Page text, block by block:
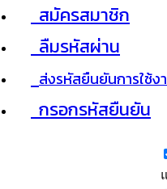
สมัครสมาชิก
ลืมรหัสผ่าน
ส่งรหัสยืนยันการใช้ง
กรอกรหัสยืนยัน